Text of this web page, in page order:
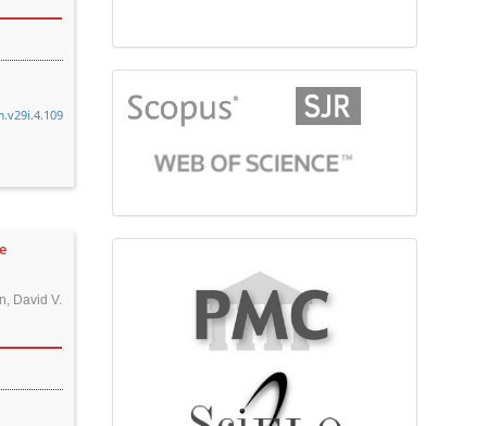
David V.
citationindex